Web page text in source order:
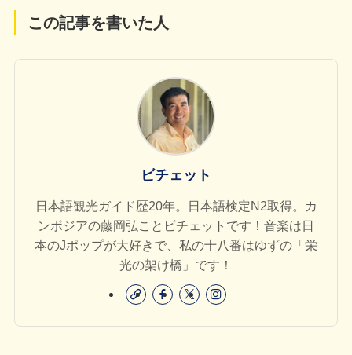
この記事を書いた人
ビチェット
日本語観光ガイド歴20年。日本語検定N2取得。カ
ンボジアの藤岡弘ことビチェットです！音楽は日
本のJポップが大好きで、私の十八番はゆずの「栄
光の架け橋」です！